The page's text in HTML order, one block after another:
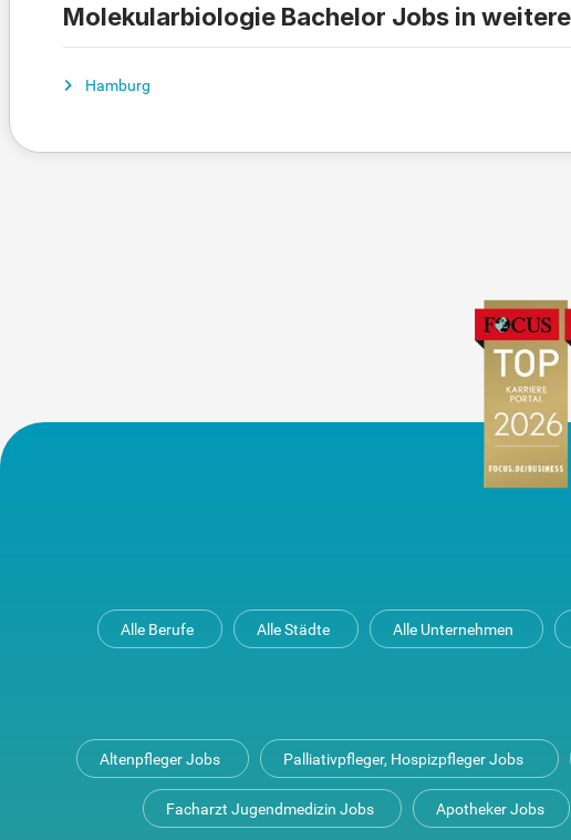
Molekularbiologie Bachelor Jobs in
Hamburg
Alle Berufe Alle Städte Alle Unternehmen
Altenpfleger Jobs Palliativpfleger, Hospizpfleger Jobs
Facharzt Jugendmedizin Jobs Apotheker Jobs